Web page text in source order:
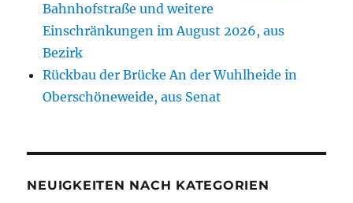
Bahnhofstraße und weitere
Einschränkungen im August 2026, aus
Bezirk
Rückbau der Brücke An der Wuhlheide in
Oberschöneweide, aus Senat
NEUIGKEITEN NACH KATEGORIEN